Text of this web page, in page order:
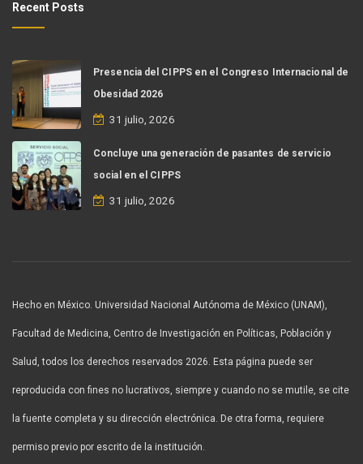
Recent Posts
Presencia del CIPPS en el Congreso Internacional de
Obesidad 2026
31 julio, 2026
Concluye una generación de pasantes de servicio
social en el CIPPS
31 julio, 2026
Hecho en México. Universidad Nacional Autónoma de México (UNAM),
Facultad de Medicina, Centro de Investigación en Políticas, Población y
Salud, todos los derechos reservados 2026. Esta página puede ser
reproducida con fines no lucrativos, siempre y cuando no se mutile, se cite
la fuente completa y su dirección electrónica. De otra forma, requiere
permiso previo por escrito de la institución.